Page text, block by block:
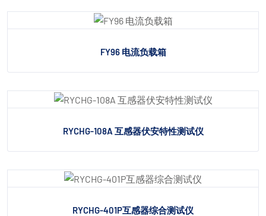
FY96 电流负载箱
RYCHG-108A 互感器伏安特性测试仪
RYCHG-401P互感器综合测试仪